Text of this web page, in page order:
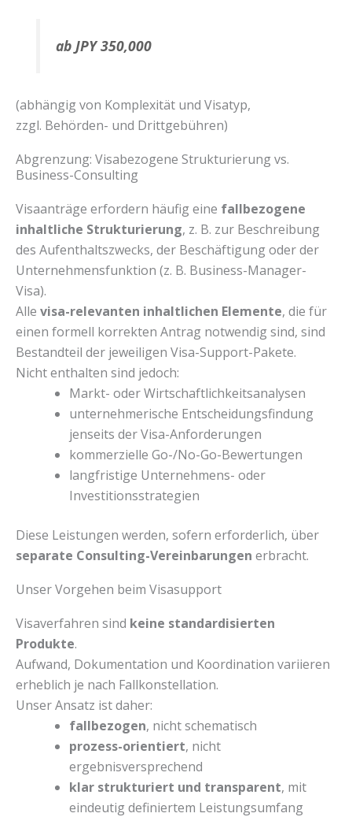
ab JPY 350,000
(abhängig von Komplexität und Visatyp,
zzgl. Behörden- und Drittgebühren)
Abgrenzung: Visabezogene Strukturierung vs.
Business-Consulting
Visaanträge erfordern häufig eine fallbezogene
inhaltliche Strukturierung, z. B. zur Beschreibung
des Aufenthaltszwecks, der Beschäftigung oder der
Unternehmensfunktion (z. B. Business-Manager-
Visa).
Alle visa-relevanten inhaltlichen Elemente, die für
einen formell korrekten Antrag notwendig sind, sind
Bestandteil der jeweiligen Visa-Support-Pakete.
Nicht enthalten sind jedoch:
Markt- oder Wirtschaftlichkeitsanalysen
unternehmerische Entscheidungsfindung
jenseits der Visa-Anforderungen
kommerzielle Go-/No-Go-Bewertungen
langfristige Unternehmens- oder
Investitionsstrategien
Diese Leistungen werden, sofern erforderlich, über
separate Consulting-Vereinbarungen erbracht.
Unser Vorgehen beim Visasupport
Visaverfahren sind keine standardisierten
Produkte.
Aufwand, Dokumentation und Koordination variieren
erheblich je nach Fallkonstellation.
Unser Ansatz ist daher:
fallbezogen, nicht schematisch
prozess-orientiert, nicht
ergebnisversprechend
klar strukturiert und transparent, mit
eindeutig definiertem Leistungsumfang